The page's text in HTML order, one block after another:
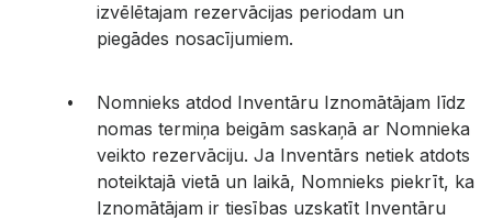
izvēlētajam rezervācijas periodam un
piegādes nosacījumiem.
Nomnieks atdod Inventāru Iznomātājam līdz
nomas termiņa beigām saskaņā ar Nomnieka
veikto rezervāciju. Ja Inventārs netiek atdots
noteiktajā vietā un laikā, Nomnieks piekrīt, ka
Iznomātājam ir tiesības uzskatīt Inventāru